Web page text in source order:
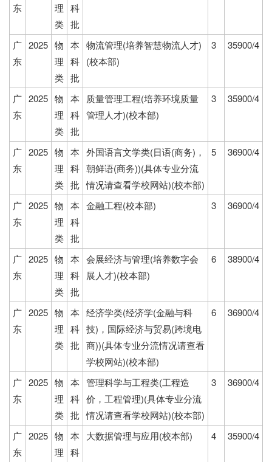
东
理
类
科
批
广
东
2025 物
理
类
本
科
批
物流管理(培养智慧物流人才)
(校本部)
3 35900/4
广
东
2025 物
理
类
本
科
批
质量管理工程(培养环境质量
管理人才)(校本部)
3 35900/4
广
东
2025 物
理
类
本
科
批
外国语言文学类(日语(商务)，
朝鲜语(商务))(具体专业分流
情况请查看学校网站)(校本部)
5 36900/4
广
东
2025 物
理
类
本
科
批
金融工程(校本部) 3 36900/4
广
东
2025 物
理
类
本
科
批
会展经济与管理(培养数字会
展人才)(校本部)
6 38900/4
广
东
2025 物
理
类
本
科
批
经济学类(经济学(金融与科
技)，国际经济与贸易(跨境电
商))(具体专业分流情况请查看
学校网站)(校本部)
6 36900/4
广
东
2025 物
理
类
本
科
批
管理科学与工程类(工程造
价，工程管理)(具体专业分流
情况请查看学校网站)(校本部)
3 36900/4
广
东
2025 物
理
本
科
大数据管理与应用(校本部) 4 35900/4